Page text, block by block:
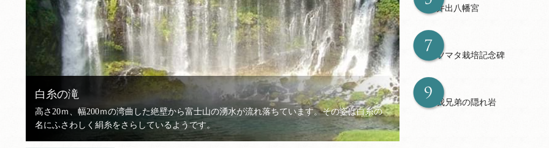
白糸の滝
高さ20ｍ、幅200ｍの湾曲した絶壁から富士山の湧水が流れ落ちています。その姿は白糸の
名にふさわしく絹糸をさらしているようです。
上井出八幡宮
ミツマタ栽培記念碑
曽我兄弟の隠れ岩